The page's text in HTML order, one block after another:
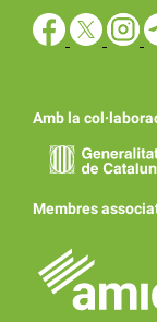
Amb la
Membres